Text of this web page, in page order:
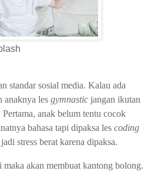
standar sosial media. Kalau ada
anaknya les gymnastic jangan ikutan
Pertama, anak belum tentu cocok
bahasa tapi dipaksa les coding
stress berat karena dipaksa.
akan membuat kantong bolong.